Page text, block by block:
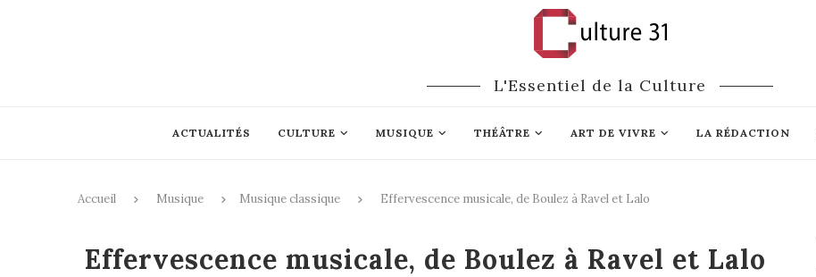
L'Essentiel de la Culture
ACTUALITÉS CULTURE MUSIQUE THÉÂTRE ART DE VIVRE LA RÉDACTION
Accueil Musique Musique classique Effervescence musicale, de Boulez à Ravel et Lalo
Effervescence musicale, de Boulez à Ravel et Lalo